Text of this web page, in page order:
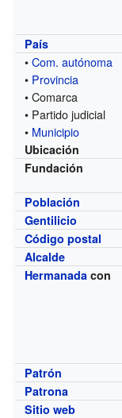
País
•Com. autónoma
• Provincia
• Comarca
• Partido judicial
• Municipio
Ubicación
Fundación
Población
Gentilicio
Código postal
Alcalde
Hermanada con
Patrón
Patrona
Sitio web